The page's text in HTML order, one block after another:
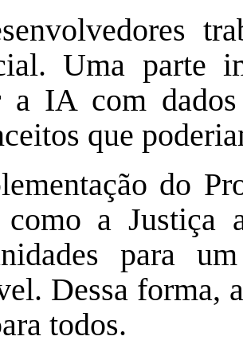
Uma parte
a IA com
que
do
a Justiça
para
Dessa forma,
todos.